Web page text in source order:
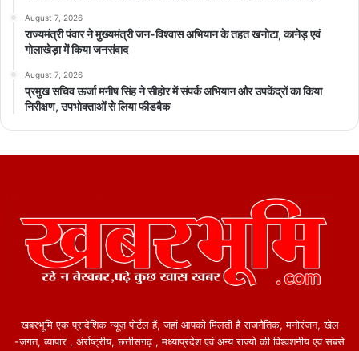
August 7, 2026
राज्यमंत्री पंवार ने मुख्यमंत्री जन-विश्वास अभियान के तहत खनोटा, कानेड़ एवं
गोलाखेड़ा में किया जनसंवाद
August 7, 2026
प्रमुख सचिव ऊर्जा मनीष सिंह ने सीहोर में संपर्क अभियान और उपकेंद्रों का किया
निरीक्षण, उपभोक्ताओं से लिया फीडबैक
खबरभूमि एक प्रादेशिक न्यूज़ पोर्टल हैं, जहां आपको मिलती हैं राजनैतिक, मनोरंजन, खेल
-जगत, व्यापार , अंर्राष्ट्रीय, छत्तीसगढ़ , मध्याप्रदेश एवं अन्य राज्यो की विश्वशनीय एवं सबसे